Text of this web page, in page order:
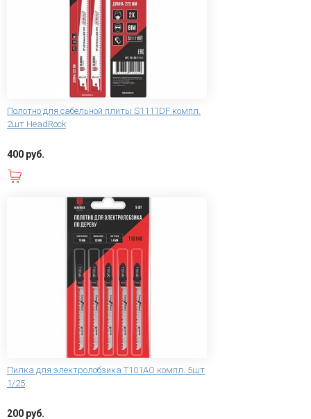
Полотно для сабельной плиты S1111DF компл.
2шт HeadRock
400 руб.
Пилка для электролобзика T101AO компл. 5шт
1/25
200 руб.